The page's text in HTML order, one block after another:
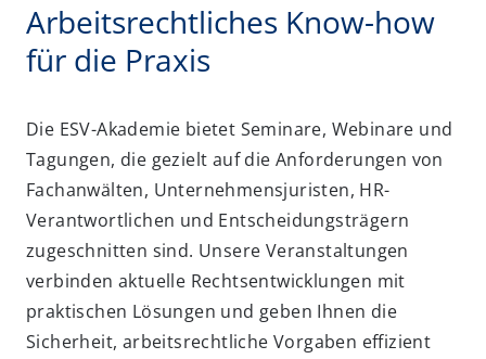
Arbeitsrechtliches Know-how
für die Praxis
Die ESV-Akademie bietet Seminare, Webinare und
Tagungen, die gezielt auf die Anforderungen von
Fachanwälten, Unternehmensjuristen, HR-
Verantwortlichen und Entscheidungsträgern
zugeschnitten sind. Unsere Veranstaltungen
verbinden aktuelle Rechtsentwicklungen mit
praktischen Lösungen und geben Ihnen die
Sicherheit, arbeitsrechtliche Vorgaben effizient